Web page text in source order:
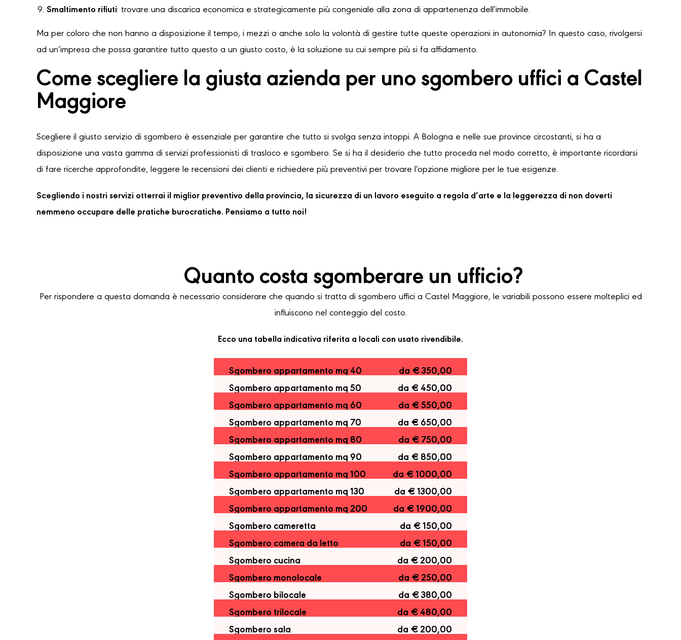
Smaltimento rifiuti: trovare una discarica economica e strategicamente più congeniale alla zona di appartenenza dell’immobile.
Ma per coloro che non hanno a disposizione il tempo, i mezzi o anche solo la volontà di gestire tutte queste operazioni in autonomia? In questo caso, rivolgersi
ad un’impresa che possa garantire tutto questo a un giusto costo, è la soluzione su cui sempre più si fa affidamento.
Come scegliere la giusta azienda per uno sgombero uffici a Castel
Maggiore
Scegliere il giusto servizio di sgombero è essenziale per garantire che tutto si svolga senza intoppi. A Bologna e nelle sue province circostanti, si ha a
disposizione una vasta gamma di servizi professionisti di trasloco e sgombero. Se si ha il desiderio che tutto proceda nel modo corretto, è importante ricordarsi
di fare ricerche approfondite, leggere le recensioni dei clienti e richiedere più preventivi per trovare l’opzione migliore per le tue esigenze.
Scegliendo i nostri servizi otterrai il miglior preventivo della provincia, la sicurezza di un lavoro eseguito a regola d’arte e la leggerezza di non doverti
nemmeno occupare delle pratiche burocratiche. Pensiamo a tutto noi!
Quanto costa sgomberare un ufficio?
Per rispondere a questa domanda è necessario considerare che quando si tratta di sgombero uffici a Castel Maggiore, le variabili possono essere molteplici ed
influiscono nel conteggio del costo.
Ecco una tabella indicativa riferita a locali con usato rivendibile.
Sgombero appartamento mq 40
da € 350,00
Sgombero appartamento mq 50
da € 450,00
Sgombero appartamento mq 60
da € 550,00
Sgombero appartamento mq 70
da € 650,00
Sgombero appartamento mq 80
da € 750,00
Sgombero appartamento mq 90
da € 850,00
Sgombero appartamento mq 100
da € 1000,00
Sgombero appartamento mq 130
da € 1300,00
Sgombero appartamento mq 200
da € 1900,00
Sgombero cameretta
da € 150,00
Sgombero camera da letto
da € 150,00
Sgombero cucina
da € 200,00
Sgombero monolocale
da € 250,00
Sgombero bilocale
da € 380,00
Sgombero trilocale
da € 480,00
Sgombero sala
da € 200,00